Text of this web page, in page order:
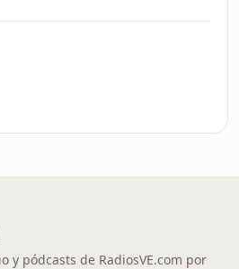
y pódcasts de RadiosVE.com por